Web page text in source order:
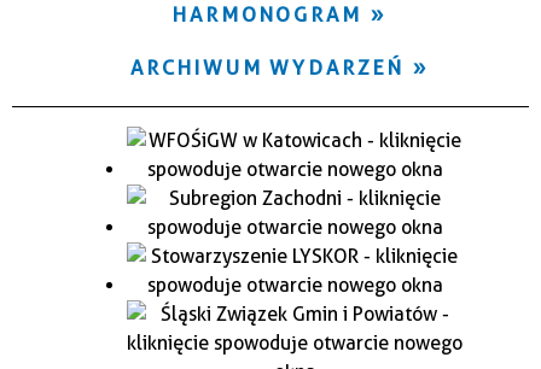
HARMONOGRAM
ARCHIWUM WYDARZEŃ